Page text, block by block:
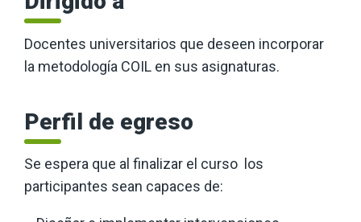
Docentes universitarios que deseen incorporar
la metodología COIL en sus asignaturas.
Perfil de egreso
Se espera que al finalizar el curso los
participantes sean capaces de: